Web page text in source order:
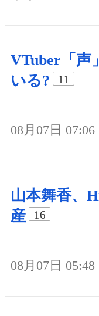
VTuber「声
いる?
11
08月07日 07:06
山本舞香、
産
16
08月07日 05:48